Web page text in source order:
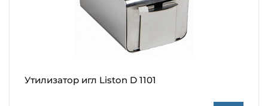
Утилизатор игл Liston D 1101